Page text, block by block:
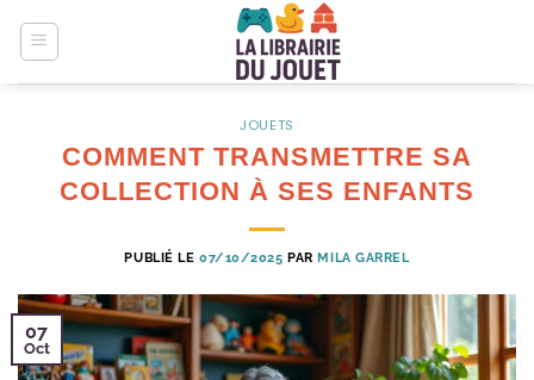
JOUETS
COMMENT TRANSMETTRE SA
COLLECTION À SES ENFANTS
PUBLIÉ LE 07/10/2025 PARMILA GARREL
07
Oct